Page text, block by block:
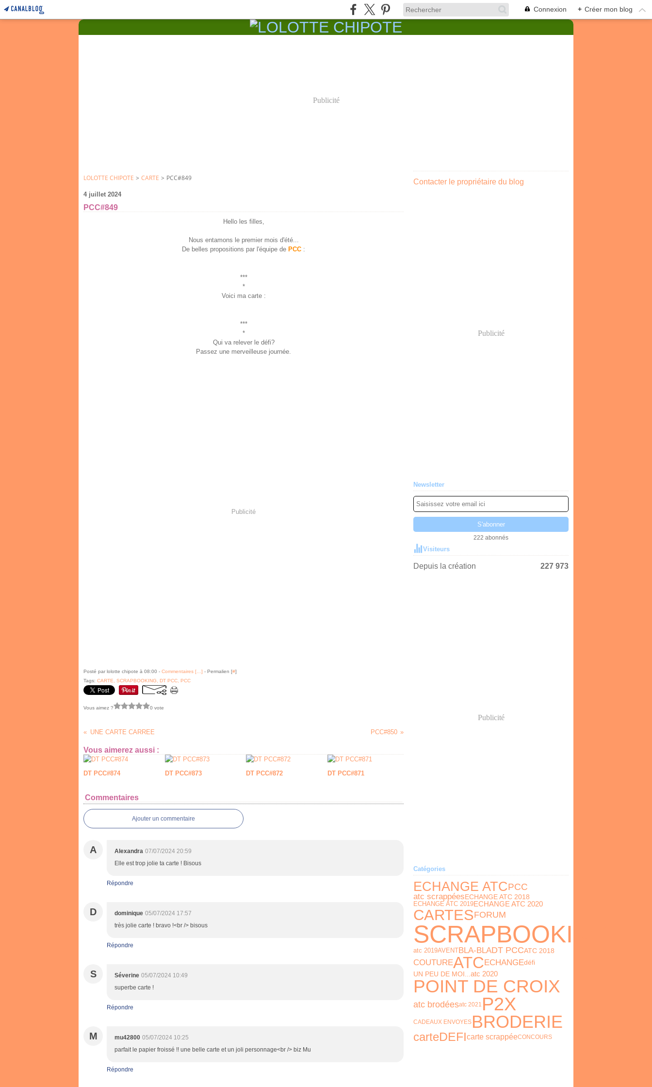
Connexion + Créer mon blog
Publicité
LOLOTTE CHIPOTE > CARTE > PCC#849
4 juillet 2024
PCC#849
Hello les filles,
Nous entamons le premier mois d'été...
De belles propositions par l'équipe de PCC :
***
*
Voici ma carte :
***
*
Qui va relever le défi?
Passez une merveilleuse journée.
Publicité
Posté par lolotte chipote à 08:00 - Commentaires [ ] - Permalien [#]
Tags: CARTE, SCRAPBOOKING, DT PCC, PCC
Vous aimez ? 0 vote
UNE CARTE CARREE PCC#850
Vous aimerez aussi :
DT PCC#874 DT PCC#873 DT PCC#872 DT PCC#871
Commentaires
Ajouter un commentaire
A Alexandra 07/07/2024 20:59
Elle est trop jolie ta carte ! Bisous
Répondre
D dominique 05/07/2024 17:57
très jolie carte ! bravo !<br /> bisous
Répondre
S Séverine 05/07/2024 10:49
superbe carte !
Répondre
M mu42800 05/07/2024 10:25
parfait le papier froissé !! une belle carte et un joli personnage<br /> biz Mu
Répondre
Contacter le propriétaire du blog
Publicité
Newsletter
222 abonnés
Visiteurs
Depuis la création 227 973
Publicité
Catégories
ECHANGE ATCPCC
atc scrappéesECHANGE ATC 2018
ECHANGE ATC 2019ECHANGE ATC 2020
CARTESFORUM
SCRAPBOOKING
atc 2019AVENTBLA-BLADT PCCATC 2018
COUTUREATCECHANGEdéfi
UN PEU DE MOI... atc 2020
POINT DE CROIX
atc brodéesatc 2021 P2X
CADEAUX ENVOYES BRODERIE
carteDEFIcarte scrappéeCONCOURS